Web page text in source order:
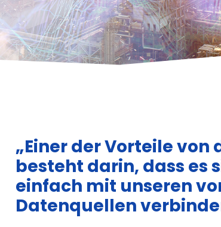
„Einer der Vorteile von
besteht darin, dass es
einfach mit unseren
Datenquellen